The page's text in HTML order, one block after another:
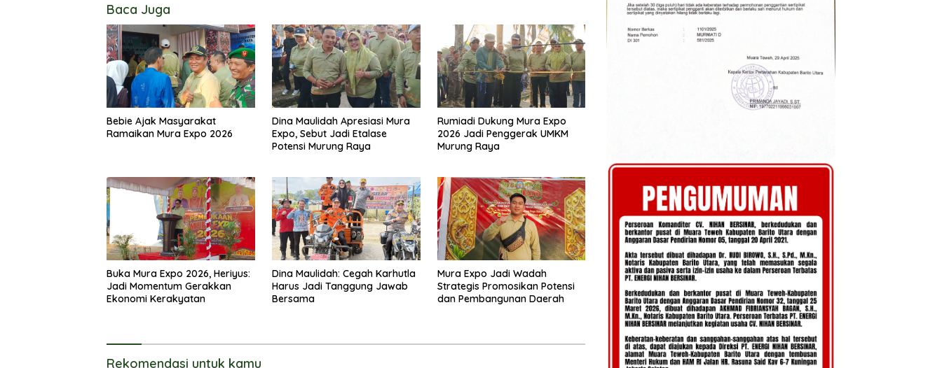
Baca Juga
Bebie Ajak Masyarakat
Ramaikan Mura Expo 2026
Dina Maulidah Apresiasi Mura
Expo, Sebut Jadi Etalase
Potensi Murung Raya
Rumiadi Dukung Mura Expo
2026 Jadi Penggerak UMKM
Murung Raya
Buka Mura Expo 2026, Heriyus:
Jadi Momentum Gerakkan
Ekonomi Kerakyatan
Dina Maulidah: Cegah Karhutla
Harus Jadi Tanggung Jawab
Bersama
Mura Expo Jadi Wadah
Strategis Promosikan Potensi
dan Pembangunan Daerah
Rekomendasi untuk kamu